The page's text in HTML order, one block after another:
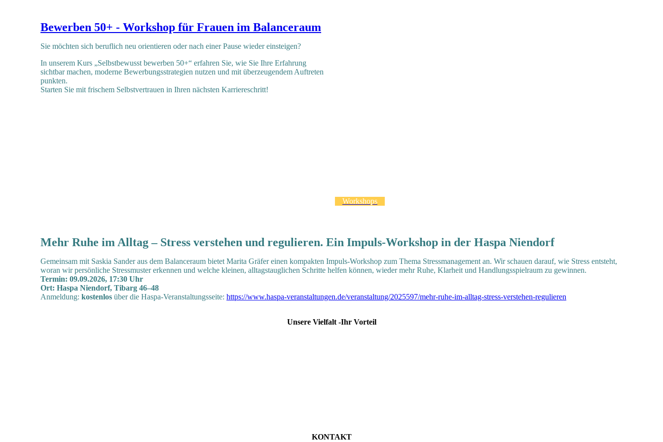
Bewerben 50+ - Workshop für Frauen im Balanceraum
Sie möchten sich beruflich neu orientieren oder nach einer Pause wieder einsteigen?
In unserem Kurs „Selbstbewusst bewerben 50+“ erfahren Sie, wie Sie Ihre Erfahrung
sichtbar machen, moderne Bewerbungsstrategien nutzen und mit überzeugendem Auftreten
punkten.
Starten Sie mit frischem Selbstvertrauen in Ihren nächsten Karriereschritt!
Workshops
Mehr Ruhe im Alltag – Stress verstehen und regulieren. Ein Impuls-Workshop in der Haspa Niendorf
Gemeinsam mit Saskia Sander aus dem Balanceraum bietet Marita Gräfer einen kompakten Impuls-Workshop zum Thema Stressmanagement an. Wir schauen darauf, wie Stress entsteht,
woran wir persönliche Stressmuster erkennen und welche kleinen, alltagstauglichen Schritte helfen können, wieder mehr Ruhe, Klarheit und Handlungsspielraum zu gewinnen.
Termin: 09.09.2026, 17:30 Uhr
Ort: Haspa Niendorf, Tibarg 46–48
Anmeldung: kostenlos über die Haspa-Veranstaltungsseite: https://www.haspa-veranstaltungen.de/veranstaltung/2025597/mehr-ruhe-im-alltag-stress-verstehen-regulieren
Unsere Vielfalt -Ihr Vorteil
KONTAKT